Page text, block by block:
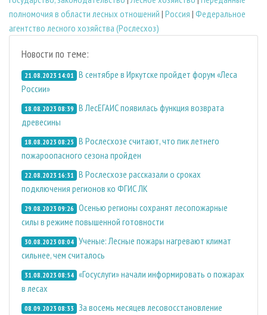
полномочия в области лесных отношений | Россия | Федеральное
агентство лесного хозяйства (Рослесхоз)
Новости по теме:
21.08.2023 14:01 В сентябре в Иркутске пройдет форум «Леса
России»
18.08.2023 08:39 В ЛесЕГАИС появилась функция возврата
древесины
18.08.2023 08:25 В Рослесхозе считают, что пик летнего
пожароопасного сезона пройден
22.08.2023 16:31 В Рослесхозе рассказали о сроках
подключения регионов ко ФГИС ЛК
29.08.2023 09:26 Осенью регионы сохранят лесопожарные
силы в режиме повышенной готовности
30.08.2023 08:04 Ученые: Лесные пожары нагревают климат
сильнее, чем считалось
31.08.2023 08:54 «Госуслуги» начали информировать о пожарах
в лесах
08.09.2023 08:33 За восемь месяцев лесовосстановление